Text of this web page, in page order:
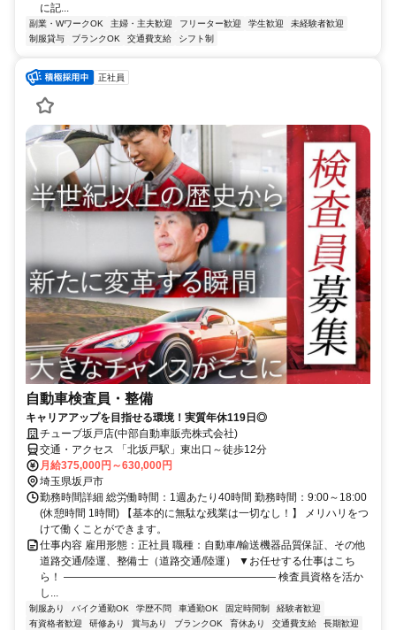
に記...
副業・WワークOK 主婦・主夫歓迎 フリーター歓迎 学生歓迎
未経験者歓迎
制服貸与
ブランクOK 交通費支給 シフト制
正社員
自動車検査員・整備
キャリアアップを目指せる環境！実質年休119日◎
チューブ坂戸店(中部自動車販売株式会社)
交通・アクセス 「北坂戸駅」東出口～徒歩12分
月給375,000円～630,000円
埼玉県坂戸市
勤務時間詳細 総労働時間：1週あたり40時間 勤務時間：9:00～18:00
(休憩時間 1時間) 【基本的に無駄な残業は一切なし！】 メリハリをつ
けて働くことができます。
仕事内容 雇用形態：正社員 職種：自動車/輸送機器品質保証、その他
道路交通/陸運、整備士（道路交通/陸運） ▼お任せする仕事はこち
ら！ ―――――――――――――――――――― 検査員資格を活か
し...
制服あり バイク通勤OK 学歴不問 車通勤OK 固定時間制
経験者歓迎
有資格者歓迎
研修あり 賞与あり ブランクOK 育休あり 交通費支給 長期歓迎